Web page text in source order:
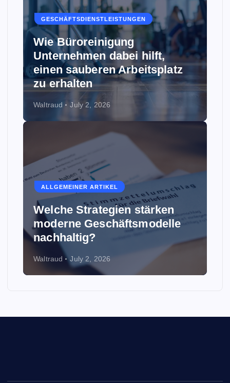
GESCHÄFTSDIENSTLEISTUNGEN
Wie Büroreinigung
Unternehmen dabei hilft,
einen sauberen Arbeitsplatz
zu erhalten
Waltraud July 2, 2026
ALLGEMEINER ARTIKEL
Welche Strategien stärken
moderne Geschäftsmodelle
nachhaltig?
Waltraud July 2, 2026